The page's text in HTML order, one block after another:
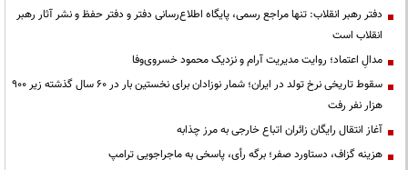
دفتر رهبر انقلاب: تنها مراجع رسمی، پایگاه اطلاع‌رسانی دفتر و دفتر حفظ و نشر آثار رهبر
انقلاب است
مدالِ اعتماد؛ روایت مدیریت آرام و نزدیک محمود خسروی‌وفا
سقوط تاریخی نرخ تولد در ایران؛ شمار نوزادان برای نخستین بار در ۶۰ سال گذشته زیر ۹۰۰
هزار نفر رفت
آغاز انتقال رایگان زائران اتباع خارجی به مرز چذابه
هزینه گزاف، دستاورد صفر؛ برگه رأی، پاسخی به ماجراجویی ترامپ